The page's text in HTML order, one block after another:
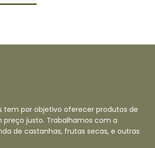
tem por objetivo oferecer produtos de
preço justo. Trabalhamos com a
de castanhas, frutas secas, e outras